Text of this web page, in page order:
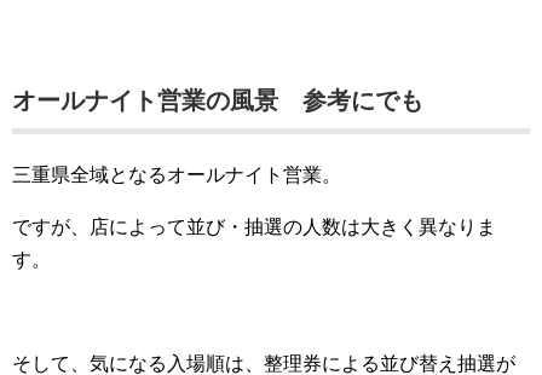
オールナイト営業の風景 参考にでも
三重県全域となるオールナイト営業。
ですが、店によって並び・抽選の人数は大きく異なりま
す。
そして、気になる入場順は、整理券による並び替え抽選が